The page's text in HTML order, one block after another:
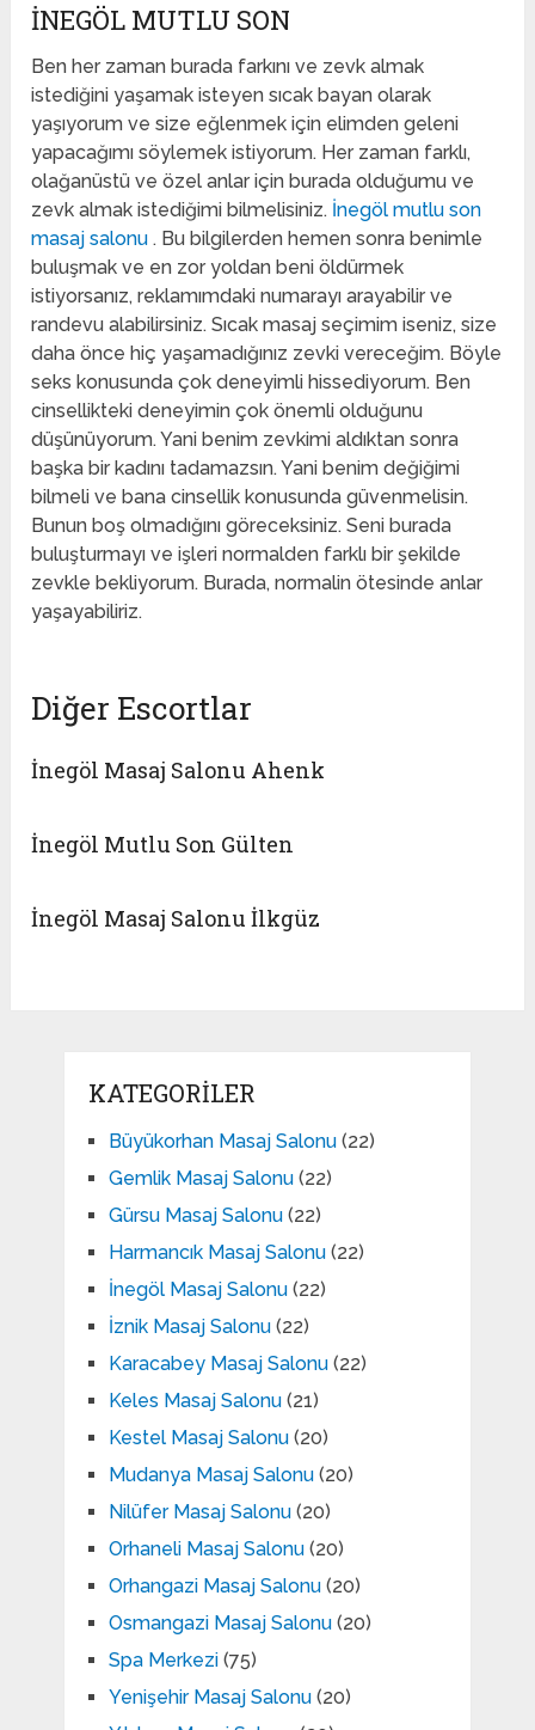
İNEGÖL MUTLU SON
Ben her zaman burada farkını ve zevk almak
istediğini yaşamak isteyen sıcak bayan olarak
yaşıyorum ve size eğlenmek için elimden geleni
yapacağımı söylemek istiyorum. Her zaman farklı,
olağanüstü ve özel anlar için burada olduğumu ve
zevk almak istediğimi bilmelisiniz. İnegöl mutlu son
masaj salonu. Bu bilgilerden hemen sonra benimle
buluşmak ve en zor yoldan beni öldürmek
istiyorsanız, reklamımdaki numarayı arayabilir ve
randevu alabilirsiniz. Sıcak masaj seçimim iseniz, size
daha önce hiç yaşamadığınız zevki vereceğim. Böyle
seks konusunda çok deneyimli hissediyorum. Ben
cinsellikteki deneyimin çok önemli olduğunu
düşünüyorum. Yani benim zevkimi aldıktan sonra
başka bir kadını tadamazsın. Yani benim değiğimi
bilmeli ve bana cinsellik konusunda güvenmelisin.
Bunun boş olmadığını göreceksiniz. Seni burada
buluşturmayı ve işleri normalden farklı bir şekilde
zevkle bekliyorum. Burada, normalin ötesinde anlar
yaşayabiliriz.
Diğer Escortlar
İnegöl Masaj Salonu Ahenk
İnegöl Mutlu Son Gülten
İnegöl Masaj Salonu İlkgüz
KATEGORILER
Büyükorhan Masaj Salonu(22)
Gemlik Masaj Salonu(22)
Gürsu Masaj Salonu(22)
Harmancık Masaj Salonu(22)
İnegöl Masaj Salonu(22)
İznik Masaj Salonu(22)
Karacabey Masaj Salonu(22)
Keles Masaj Salonu(21)
Kestel Masaj Salonu(20)
Mudanya Masaj Salonu(20)
Nilüfer Masaj Salonu(20)
Orhaneli Masaj Salonu(20)
Orhangazi Masaj Salonu(20)
Osmangazi Masaj Salonu(20)
Spa Merkezi(75)
Yenişehir Masaj Salonu(20)